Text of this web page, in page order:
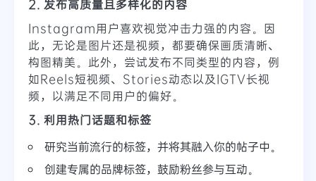
2. 发布高质量且多样化的内容
Instagram用户喜欢视觉冲击力强的内容。因
此，无论是图片还是视频，都要确保画质清晰、
构图精美。此外，尝试发布不同类型的内容，例
如Reels短视频、Stories动态以及IGTV长视
频，以满足不同用户的偏好。
3. 利用热门话题和标签
研究当前流行的标签，并将其融入你的帖子中。
创建专属的品牌标签，鼓励粉丝参与互动。